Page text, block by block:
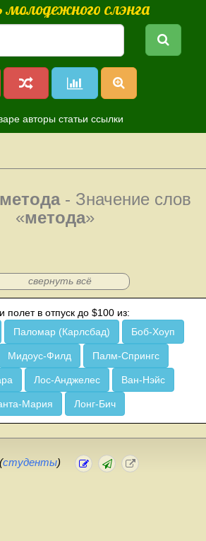
молодежного слэнга
авторы статьи ссылки
метода- Значение слов
«метода»
свернуть всё
полет в отпуск до $100 из:
Паломар (Карлсбад) Боб-Хоуп
Мидоус-Филд Палм-Спрингс
Лос-Анджелес Ван-Нэйс
Мария Лонг-Бич
(студенты)